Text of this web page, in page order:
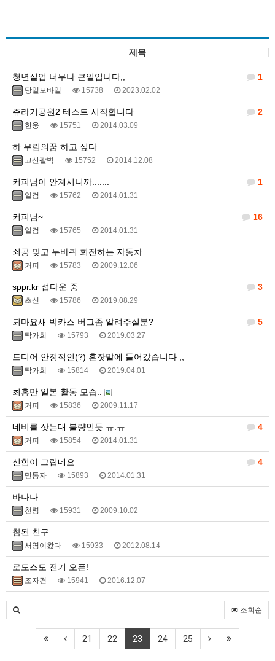
제목
1
청년실업 너무나 큰일입니다,,
당일모바일 15738 2023.02.02
2
쥬라기공원2 테스트 시작합니다
한웅 15751 2014.03.09
하 무림의꿈 하고 싶다
고산팔벽 15752 2014.12.08
1
커피님이 안계시니까.......
일검 15762 2014.01.31
16
커피님~
일검 15765 2014.01.31
쇠공 맞고 두바퀴 회전하는 자동차
커피 15783 2009.12.06
3
sppr.kr 섭다운 중
초신 15786 2019.08.29
5
퇴마요새 박카스 버그좀 알려주실분?
탁가희 15793 2019.03.27
드디어 안정적인(?) 혼잣말에 들어갔습니다 ;;
탁가희 15814 2019.04.01
최홍만 일본 활동 모습..
커피 15836 2009.11.17
4
네비를 삿는대 불량인듯 ㅠ.ㅠ
커피 15854 2014.01.31
4
신힘이 그립네요
만통자 15893 2014.01.31
바나나
천령 15931 2009.10.02
참된 친구
서영이왔다 15933 2012.08.14
로도스도 전기 오픈!
조자건 15941 2016.12.07
조회순
21 22 23 24 25